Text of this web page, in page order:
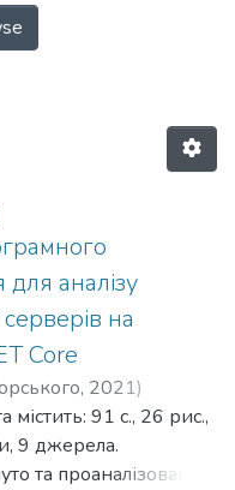
аналізу
на
Core
, 2021)
Юрійович ;
91 с., 26 рис.,
9 джерела.
та проаналізовано